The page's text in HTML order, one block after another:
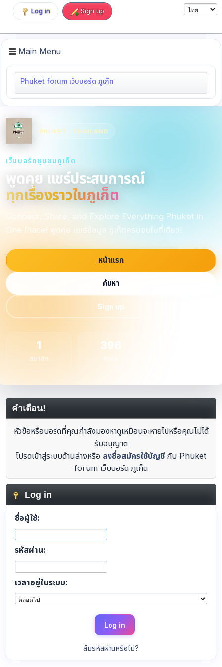
Log in Sign up
Main Menu
Phuket forum เว็บบอร์ด ภูเก็ต
PHUKET · THAILAND
เว็บบอร์ดชุมชนภูเก็ต
พูดคุย แชร์ประสบการณ์
ทุกเรื่องราวในภูเก็ต
Connect, Share, and Explore Everything Phuket in
One Place! พูดคุย แชร์ข้อมูล ภูเก็ตครบจบในที่เดียว!
หน้าแรก
ค้นหา
Sign up
1
สมาชิก
396
คำเตือน!
หัวข้อหรือบอร์ดที่คุณกำลังมองหาดูเหมือนจะหายไปหรือคุณไม่ได้
รับอนุญาต
โปรดเข้าสู่ระบบด้านล่างหรือ ลงชื่อสมัครใช้บัญชีกับ Phuket
forum เว็บบอร์ด ภูเก็ต
Log in
ชื่อผู้ใช้:
รหัสผ่าน:
เวลาอยู่ในระบบ:
ลืมรหัสผ่านหรือไม่?